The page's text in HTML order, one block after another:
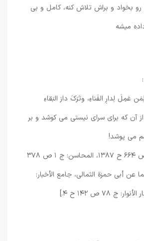
بخواد و براش تلاش کنه، کامل و بی
میشه
لِدارِ الفَناءِ، وتَرَکَ دارَ البَقاءِ
آن که براى سراى نیستى مى کوشد و بر
مى پوشد!
[ الأمالی للطوسی: ص ۶۶۴ ح ۱۳۸۷، المحاسن: ج ۱ ص ۳۷۸
عن أبی حمزة الثمالی، جامع الأخبار: